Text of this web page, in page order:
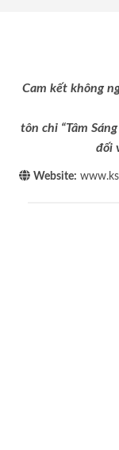
Cam kết không
tôn chỉ “Tâm
đối
Website: